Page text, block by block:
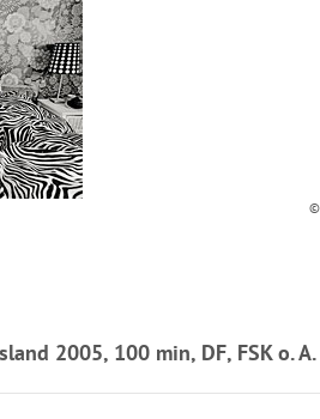
©
2005, 100 min, DF, FSK o. A.